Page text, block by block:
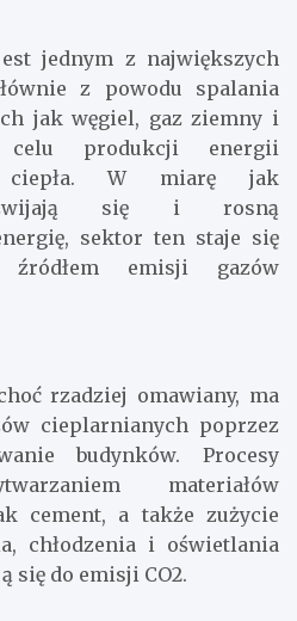
jednym z największych
z powodu spalania
jak węgiel, gaz ziemny i
produkcji energii
ciepła. W miarę jak
się i rosną
sektor ten staje się
źródłem emisji gazów
rzadziej omawiany, ma
cieplarnianych poprzez
budynków. Procesy
materiałów
cement, a także zużycie
chłodzenia i oświetlania
się do emisji CO2.